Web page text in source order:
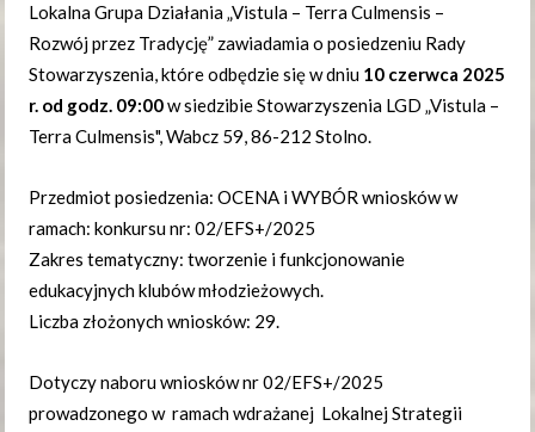
Lokalna Grupa Działania „Vistula – Terra Culmensis –
Rozwój przez Tradycję” zawiadamia o posiedzeniu Rady
Stowarzyszenia, które odbędzie się w dniu 10 czerwca 2025
r. od godz. 09:00w siedzibie Stowarzyszenia LGD „Vistula –
Terra Culmensis", Wabcz 59, 86-212 Stolno.
Przedmiot posiedzenia: OCENA i WYBÓR wniosków w
ramach: konkursu nr: 02/EFS+/2025
Zakres tematyczny: tworzenie i funkcjonowanie
edukacyjnych klubów młodzieżowych.
Liczba złożonych wniosków: 29.
Dotyczy naboru wniosków nr 02/EFS+/2025
prowadzonego w ramach wdrażanej Lokalnej Strategii